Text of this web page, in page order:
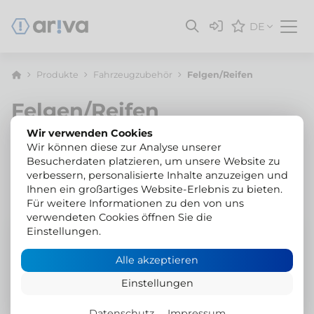
DE
Produkte Fahrzeugzubehör Felgen/Reifen
Felgen/Reifen
Filter Empfehlung
A41-00209
DotzStahlfelge Dakar
6.5x15"
Wir verwenden Cookies
Wir können diese zur Analyse unserer
Besucherdaten platzieren, um unsere Website zu
verbessern, personalisierte Inhalte anzuzeigen und
Ihnen ein großartiges Website-Erlebnis zu bieten.
Für weitere Informationen zu den von uns
verwendeten Cookies öffnen Sie die
Einstellungen.
Alle akzeptieren
Einstellungen